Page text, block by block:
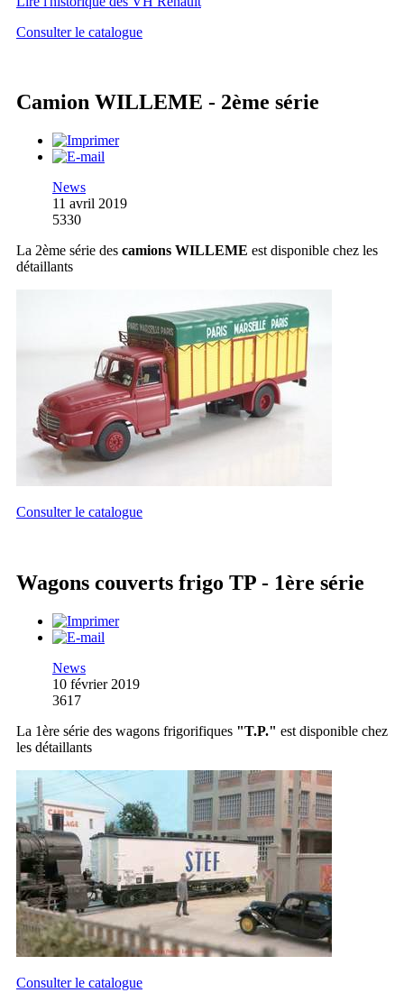
Consulter le catalogue
Camion WILLEME - 2ème série
News
11 avril 2019
5330
La 2ème série des camions WILLEME est disponible chez les
détaillants
Consulter le catalogue
Wagons couverts frigo TP - 1ère série
News
10 février 2019
3617
La 1ère série des wagons frigorifiques "T.P." est disponible chez
les détaillants
Consulter le catalogue